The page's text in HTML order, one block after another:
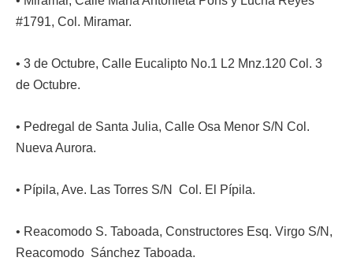
#1791, Col. Miramar.
• 3 de Octubre, Calle Eucalipto No.1 L2 Mnz.120 Col. 3
de Octubre.
• Pedregal de Santa Julia, Calle Osa Menor S/N Col.
Nueva Aurora.
• Pípila, Ave. Las Torres S/N Col. El Pípila.
• Reacomodo S. Taboada, Constructores Esq. Virgo S/N,
Reacomodo Sánchez Taboada.